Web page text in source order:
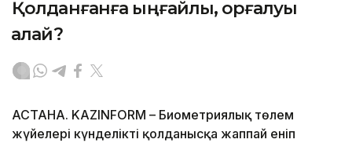
Қолданғанға ыңғайлы, қорғалуы
қалай?
АСТАНА. KAZINFORM – Биометриялық төлем
жүйелері күнделікті қолданысқа жаппай еніп